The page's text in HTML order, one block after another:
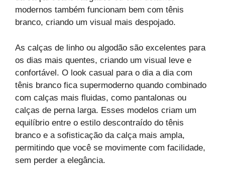
modernos também funcionam bem com tênis
branco, criando um visual mais despojado.
As calças de linho ou algodão são excelentes para
os dias mais quentes, criando um visual leve e
confortável. O look casual para o dia a dia com
tênis branco fica supermoderno quando combinado
com calças mais fluidas, como pantalonas ou
calças de perna larga. Esses modelos criam um
equilíbrio entre o estilo descontraído do tênis
branco e a sofisticação da calça mais ampla,
permitindo que você se movimente com facilidade,
sem perder a elegância.